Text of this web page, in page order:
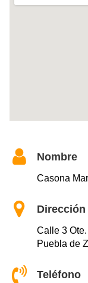
Nombre
Casona
Dirección
Calle 3
Puebla de
Teléfono